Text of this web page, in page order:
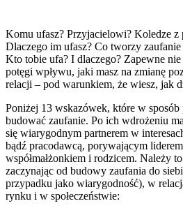
Komu ufasz? Przyjacielowi? Koledze z
Dlaczego im ufasz? Co tworzy
Kto tobie ufa? I dlaczego? Zapewne
potęgi wpływu, jaki masz na zmianę
relacji – pod warunkiem, że wiesz, jak
Poniżej 13 wskazówek, które w
budować zaufanie. Po ich wdrożeniu
się wiarygodnym partnerem w
bądź pracodawcą, porywającym
współmałżonkiem i rodzicem. Należy
zaczynając od budowy zaufania do
przypadku jako wiarygodność), w
rynku i w społeczeństwie: